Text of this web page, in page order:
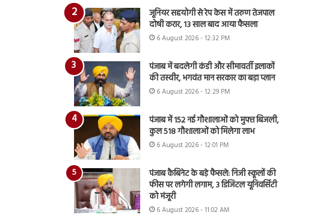
जूनियर सहयोगी से रेप केस में तरुण तेजपाल
दोषी करार, 13 साल बाद आया फैसला
6 August 2026 - 12:32 PM
पंजाब में बदलेगी कंडी और सीमावर्ती इलाकों
की तस्वीर, भगवंत मान सरकार का बड़ा प्लान
6 August 2026 - 12:29 PM
पंजाब में 152 नई गौशालाओं को मुफ्त बिजली,
कुल 518 गौशालाओं को मिलेगा लाभ
6 August 2026 - 12:01 PM
पंजाब कैबिनेट के बड़े फैसले: निजी स्कूलों की
फीस पर लगेगी लगाम, 3 डिजिटल यूनिवर्सिटी
को मंजूरी
6 August 2026 - 11:02 AM